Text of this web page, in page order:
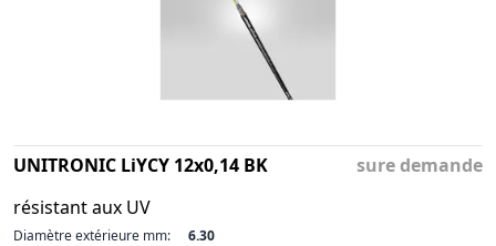
UNITRONIC LiYCY 12x0,14 BK
résistant aux UV
sure demande
Diamètre extérieure mm:
6.30